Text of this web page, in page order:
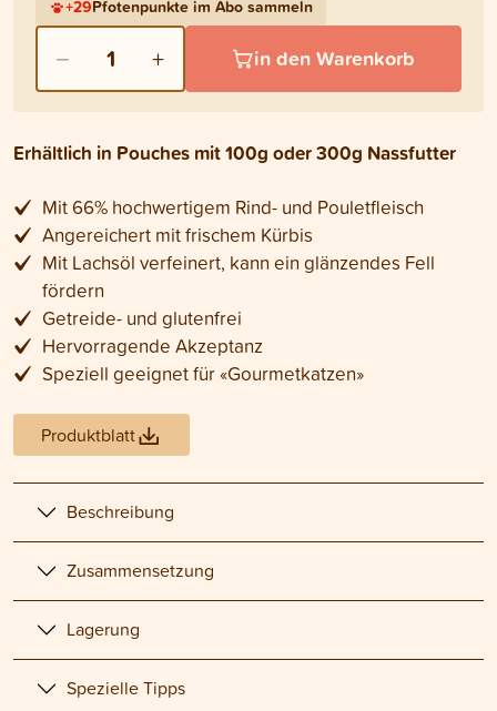
+29Pfotenpunkte im Abo sammeln
− 1 + in den Warenkorb
Erhältlich in Pouches mit 100g oder 300g Nassfutter
Mit 66% hochwertigem Rind- und Pouletfleisch
Angereichert mit frischem Kürbis
Mit Lachsöl verfeinert, kann ein glänzendes Fell
fördern
Getreide- und glutenfrei
Hervorragende Akzeptanz
Speziell geeignet für «Gourmetkatzen»
Produktblatt
Beschreibung
Zusammensetzung
Lagerung
Spezielle Tipps